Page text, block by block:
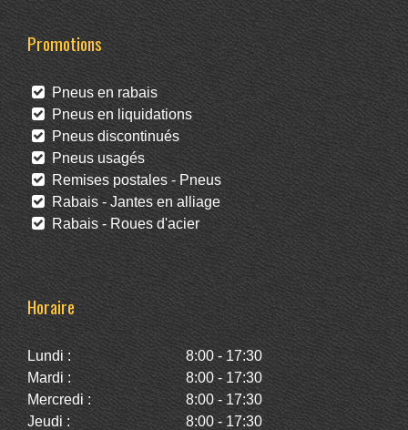
Promotions
Pneus en rabais
Pneus en liquidations
Pneus discontinués
Pneus usagés
Remises postales - Pneus
Rabais - Jantes en alliage
Rabais - Roues d'acier
Horaire
Lundi :
8:00 - 17:30
Mardi :
8:00 - 17:30
Mercredi :
8:00 - 17:30
Jeudi :
8:00 - 17:30